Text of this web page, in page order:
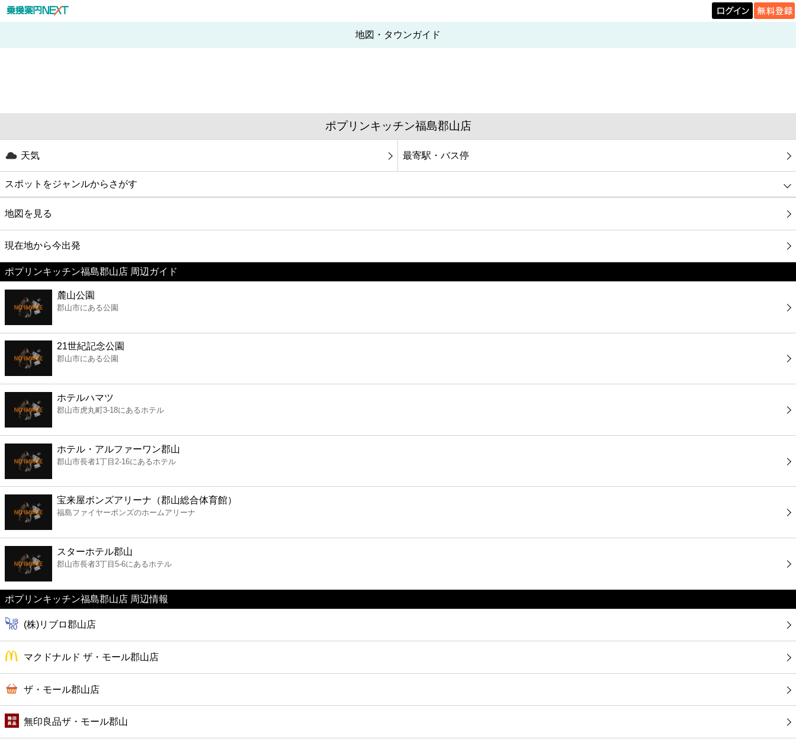
地図・タウンガイド
ポプリンキッチン福島郡山店
天気 最寄駅・バス停
スポットをジャンルからさがす
グルメ
映画
美容
コンビニ
薬局
スーパー
エンタメ
レジャー
書店
ファミレス
ファーストフード
カフェ
ショッピング
銀行
病院
ホテル
地図を見る
現在地から今出発
ポプリンキッチン福島郡山店 周辺ガイド
麓山公園
郡山市にある公園
21世紀記念公園
郡山市にある公園
ホテルハマツ
郡山市虎丸町3-18にあるホテル
ホテル・アルファーワン郡山
郡山市長者1丁目2-16にあるホテル
宝来屋ボンズアリーナ（郡山総合体育館）
福島ファイヤーボンズのホームアリーナ
スターホテル郡山
郡山市長者3丁目5-6にあるホテル
ポプリンキッチン福島郡山店 周辺情報
(株)リブロ郡山店
マクドナルド ザ・モール郡山店
ザ・モール郡山店
無印良品ザ・モール郡山